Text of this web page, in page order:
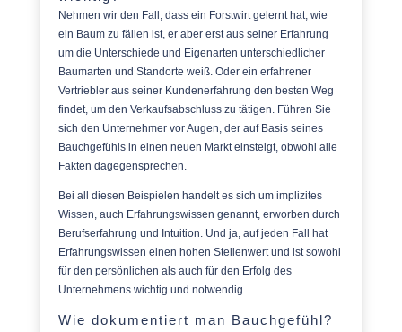
Nehmen wir den Fall, dass ein Forstwirt gelernt hat, wie
ein Baum zu fällen ist, er aber erst aus seiner Erfahrung
um die Unterschiede und Eigenarten unterschiedlicher
Baumarten und Standorte weiß. Oder ein erfahrener
Vertriebler aus seiner Kundenerfahrung den besten Weg
findet, um den Verkaufsabschluss zu tätigen. Führen Sie
sich den Unternehmer vor Augen, der auf Basis seines
Bauchgefühls in einen neuen Markt einsteigt, obwohl alle
Fakten dagegensprechen.
Bei all diesen Beispielen handelt es sich um implizites
Wissen, auch Erfahrungswissen genannt, erworben durch
Berufserfahrung und Intuition. Und ja, auf jeden Fall hat
Erfahrungswissen einen hohen Stellenwert und ist sowohl
für den persönlichen als auch für den Erfolg des
Unternehmens wichtig und notwendig.
Wie dokumentiert man Bauchgefühl?